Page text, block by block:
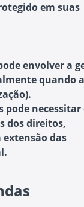
em suas
envolver a
quando
pode necessitar
dos direitos,
extensão das